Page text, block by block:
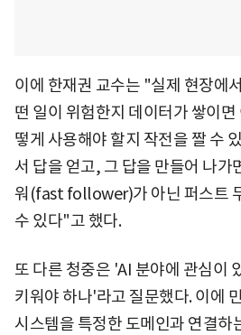
이에 한재권 교수는 "실제 현장에
떤 일이 위험한지 데이터가 쌓이면
떻게 사용해야 할지 작전을 짤 수
서 답을 얻고, 그 답을 만들어 나가
워(fast follower)가 아닌 퍼스트
수 있다"고 했다.
또 다른 청중은 'AI 분야에 관심이
키워야 하나'라고 질문했다. 이에
시스템을 특정한 도메인과 연결하